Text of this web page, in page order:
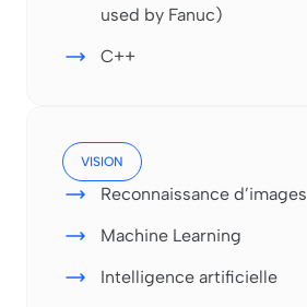
used by Fanuc)
C++
VISION
Reconnaissance d’images
Machine Learning
Intelligence artificielle